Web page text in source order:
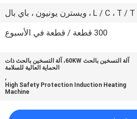
L / C ، T / T ، ويسترن يونيون ، باي بال
300 قطعة / قطعة في الأسبوع
آلة التسخين بالحث 60KW، آلة التسخين بالحث ذات
الحماية العالية للسلامة
,
High Safety Protection Induction Heating
Machine